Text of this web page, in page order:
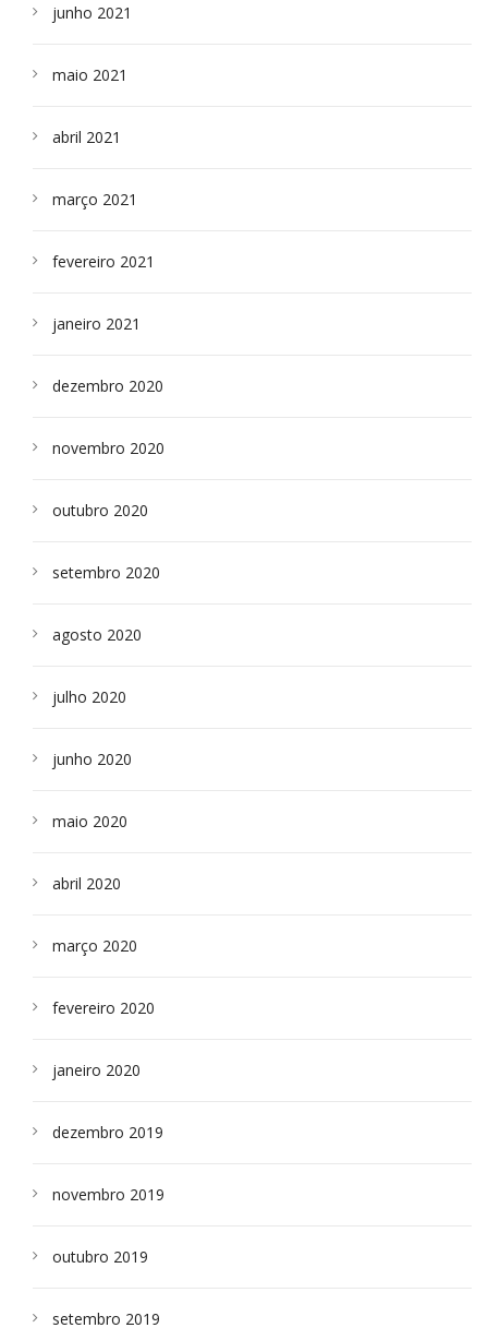
junho 2021
maio 2021
abril 2021
março 2021
fevereiro 2021
janeiro 2021
dezembro 2020
novembro 2020
outubro 2020
setembro 2020
agosto 2020
julho 2020
junho 2020
maio 2020
abril 2020
março 2020
fevereiro 2020
janeiro 2020
dezembro 2019
novembro 2019
outubro 2019
setembro 2019